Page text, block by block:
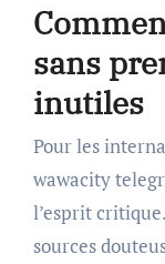
sans
inutiles
Pour les
wawacity
l’esprit
sources